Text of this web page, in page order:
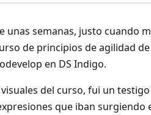
unas semanas, justo cuando
de principios de agilidad de
en DS Indigo.
del curso, fui un
que iban surgiendo